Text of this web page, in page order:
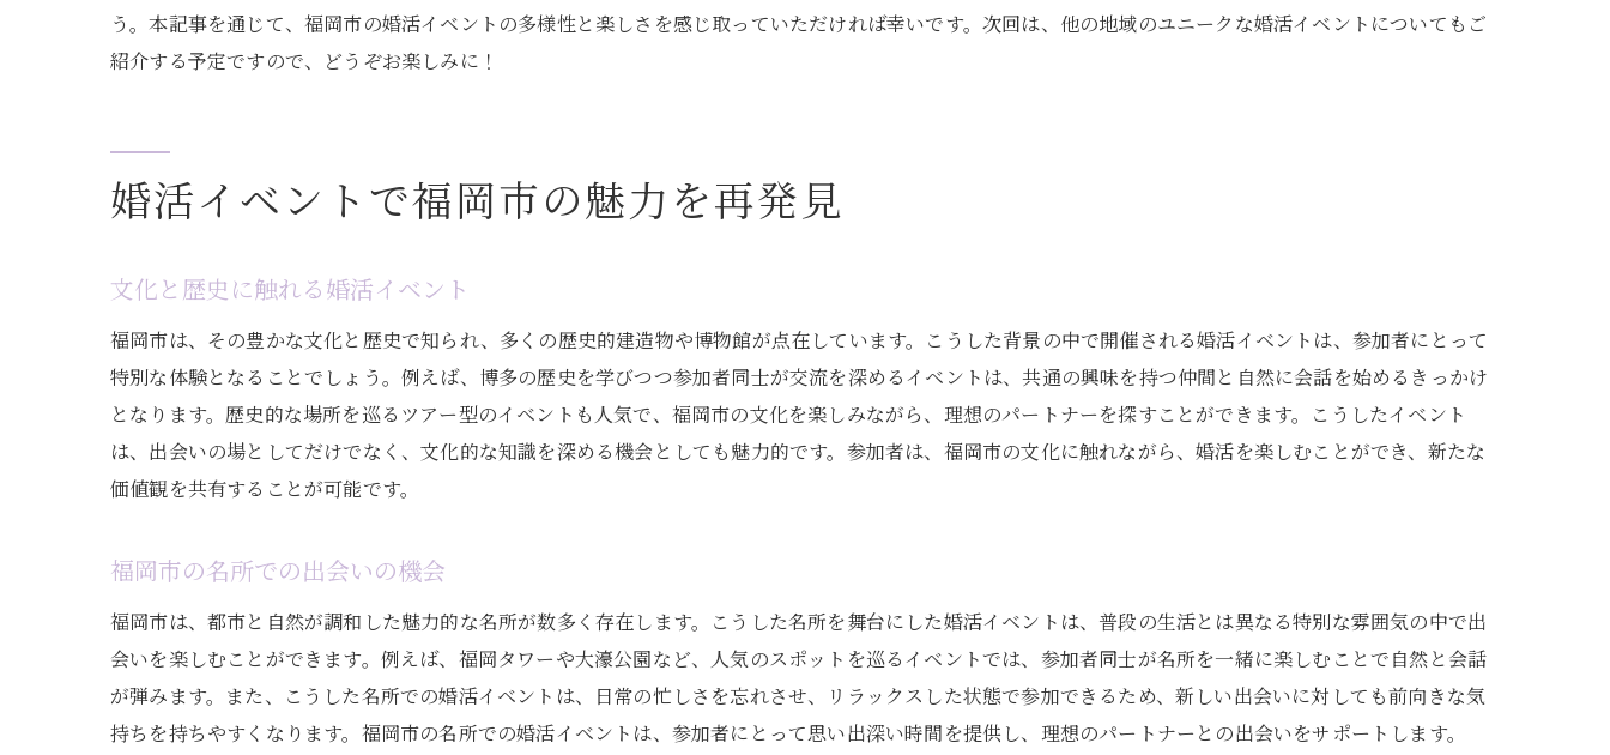
福岡市の美しい景観を背景にした婚活
地元の文化を体験できる婚活イベント
福岡市の婚活での成功例に学ぶ
婚活イベント後のフォローアップ戦略
福岡市での婚活を楽しむ心構え
う。本記事を通じて、福岡市の婚活イベントの多様性と楽しさを感じ取っていただければ幸いです。次回は、他の地域のユニークな婚活イベントについてもご
紹介する予定ですので、どうぞお楽しみに！
婚活イベントで福岡市の魅力を再発見
文化と歴史に触れる婚活イベント
福岡市は、その豊かな文化と歴史で知られ、多くの歴史的建造物や博物館が点在しています。こうした背景の中で開催される婚活イベントは、参加者にとって
特別な体験となることでしょう。例えば、博多の歴史を学びつつ参加者同士が交流を深めるイベントは、共通の興味を持つ仲間と自然に会話を始めるきっかけ
となります。歴史的な場所を巡るツアー型のイベントも人気で、福岡市の文化を楽しみながら、理想のパートナーを探すことができます。こうしたイベント
は、出会いの場としてだけでなく、文化的な知識を深める機会としても魅力的です。参加者は、福岡市の文化に触れながら、婚活を楽しむことができ、新たな
価値観を共有することが可能です。
福岡市の名所での出会いの機会
福岡市は、都市と自然が調和した魅力的な名所が数多く存在します。こうした名所を舞台にした婚活イベントは、普段の生活とは異なる特別な雰囲気の中で出
会いを楽しむことができます。例えば、福岡タワーや大濠公園など、人気のスポットを巡るイベントでは、参加者同士が名所を一緒に楽しむことで自然と会話
が弾みます。また、こうした名所での婚活イベントは、日常の忙しさを忘れさせ、リラックスした状態で参加できるため、新しい出会いに対しても前向きな気
持ちを持ちやすくなります。福岡市の名所での婚活イベントは、参加者にとって思い出深い時間を提供し、理想のパートナーとの出会いをサポートします。